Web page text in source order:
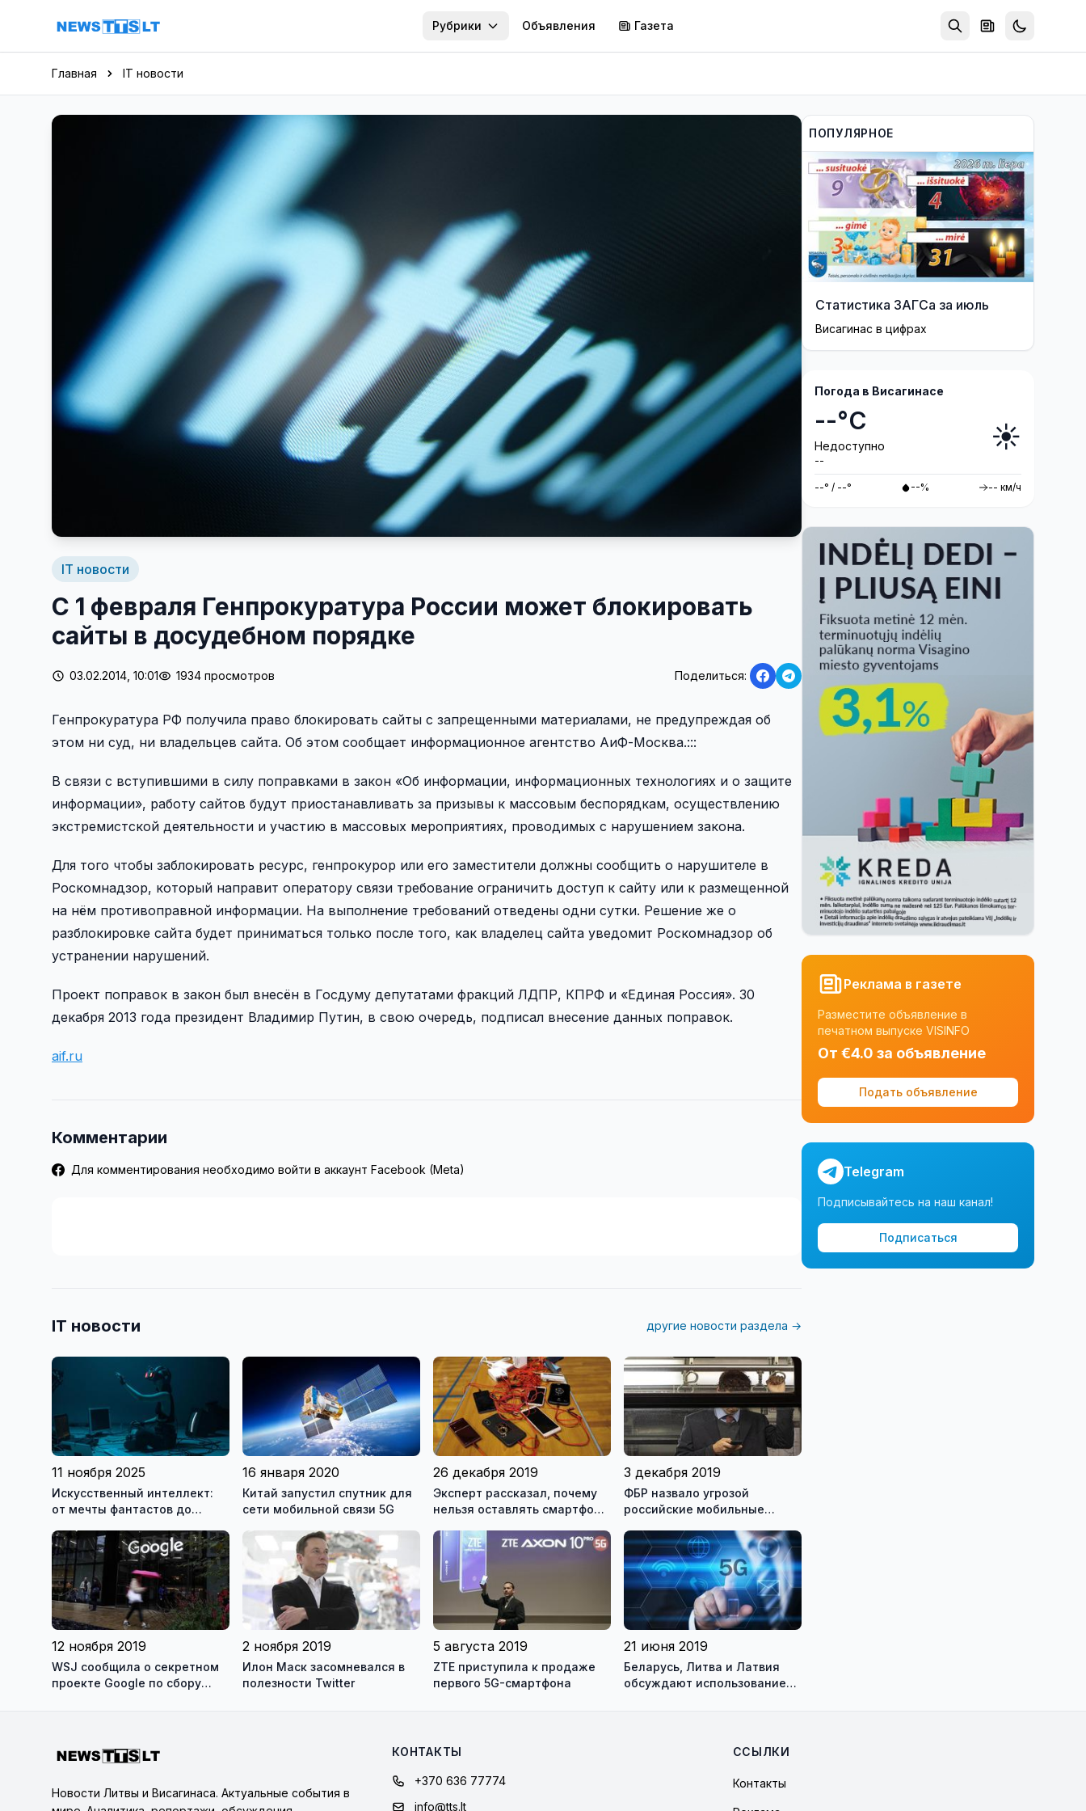
Перейти к содержимому
Рубрики Объявления Газета
Главная IT новости
IT новости
С 1 февраля Генпрокуратура России может блокировать
сайты в досудебном порядке
03.02.2014, 10:01 1934 просмотров Поделиться:
Генпрокуратура РФ получила право блокировать сайты с запрещенными материалами, не предупреждая об
этом ни суд, ни владельцев сайта. Об этом сообщает информационное агентство АиФ-Москва.:::
В связи с вступившими в силу поправками в закон «Об информации, информационных технологиях и о защите
информации», работу сайтов будут приостанавливать за призывы к массовым беспорядкам, осуществлению
экстремистской деятельности и участию в массовых мероприятиях, проводимых с нарушением закона.
Для того чтобы заблокировать ресурс, генпрокурор или его заместители должны сообщить о нарушителе в
Роскомнадзор, который направит оператору связи требование ограничить доступ к сайту или к размещенной
на нём противоправной информации. На выполнение требований отведены одни сутки. Решение же о
разблокировке сайта будет приниматься только после того, как владелец сайта уведомит Роскомнадзор об
устранении нарушений.
Проект поправок в закон был внесён в Госдуму депутатами фракций ЛДПР, КПРФ и «Единая Россия». 30
декабря 2013 года президент Владимир Путин, в свою очередь, подписал внесение данных поправок.
aif.ru
Комментарии
Для комментирования необходимо войти в аккаунт Facebook (Meta)
IT новости другие новости раздела →
11 ноября 2025
Искусственный интеллект:
от мечты фантастов до
16 января 2020
Китай запустил спутник для
сети мобильной связи 5G
26 декабря 2019
Эксперт рассказал, почему
нельзя оставлять смартфон
3 декабря 2019
ФБР назвало угрозой
российские мобильные
12 ноября 2019
WSJ сообщила о секретном
проекте Google по сбору
2 ноября 2019
Илон Маск засомневался в
полезности Twitter
5 августа 2019
ZTE приступила к продаже
первого 5G-смартфона
21 июня 2019
Беларусь, Литва и Латвия
обсуждают использование
ПОПУЛЯРНОЕ
Статистика ЗАГСа за июль
Висагинас в цифрах
Погода в Висагинасе
--°C
Недоступно
--
☀️
--° / --° --% -- км/ч
Реклама в газете
Разместите объявление в
печатном выпуске VISINFO
От €4.0 за объявление
Подать объявление
Telegram
Подписывайтесь на наш канал!
Подписаться
Новости Литвы и Висагинаса. Актуальные события в
КОНТАКТЫ
+370 636 77774
info@tts.lt
ССЫЛКИ
Контакты